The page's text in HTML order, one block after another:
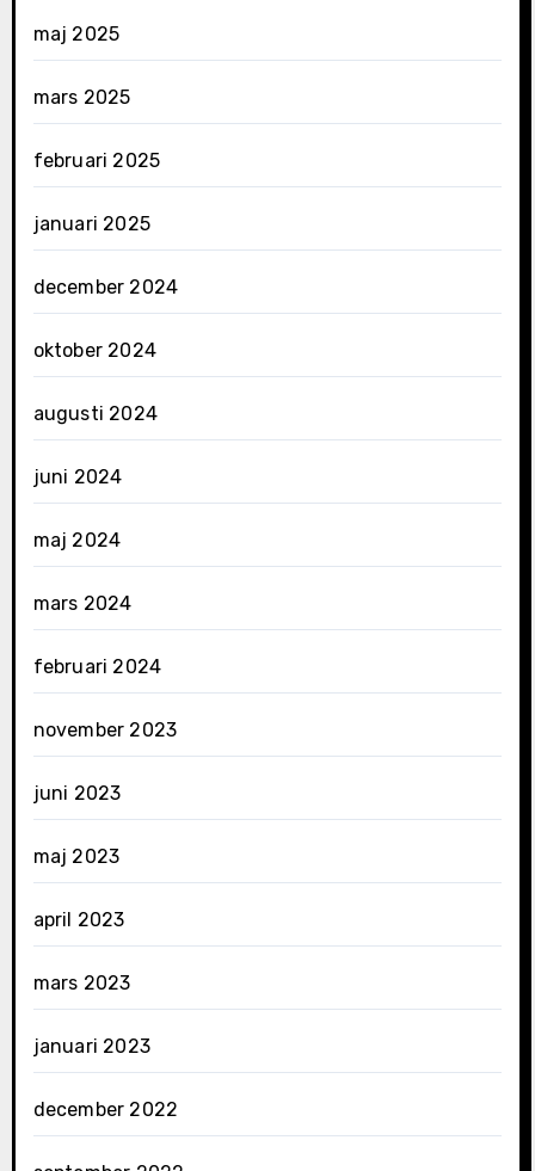
maj 2025
mars 2025
februari 2025
januari 2025
december 2024
oktober 2024
augusti 2024
juni 2024
maj 2024
mars 2024
februari 2024
november 2023
juni 2023
maj 2023
april 2023
mars 2023
januari 2023
december 2022